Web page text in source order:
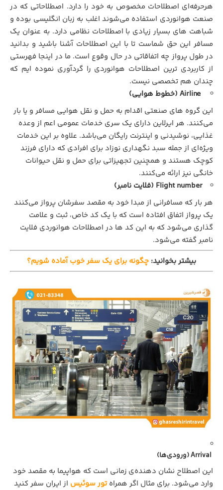
هرحرفه‌ای اصطلاحات مخصوص به خود را دارد. اصطلاحاتی که در
صنعت هوانوردی استفاده می‌شوند اغلب به زبان انگلیسی بوده و
شباهت های بسیار زیادی با اصطلاحات نظامی دارد. به عنوان یک
مسافر این حق شماست تا با این اصطلاحات آشنا باشید و بدانید
در طول پرواز چه اتفاقاتی در حال وقوع است. ما در اینجا فهرستی
از کاربردی ترین اصطلاحات هوانوردی را گردآوری نموده ایم که
چندان هم تخصصی نیست.
این گروه های صنعتی اقدام به حمل و نقل هوایی مسافر و یا بار
می‌کنند. هر ایرلاین دارای یک سری خدمات عمومی اعم از وعده
غذایی، نوشیدنی و اینترنت رایگان می‌باشد. علاوه بر این خدمات
ویژه‌ای از جمله سبد نگهداری نوزاد برای افرادی که دارای فرزند
کوچک هستند و همچنین تجهیزاتی برای حمل و نقل حیوانات
خانگی نیز ارائه می‌کنند.
Flight number (فلایت نامبر)
هر بار که مسافرانی از مبدا خود به مقصد سفرشان پرواز می‌کنند
یک پرواز اتفاق افتاده است که با یک کد خاص، ثبت و علامت
گذاری می‌شود که به این کد ها در اصطلاحات هوانوردی فلایت
نامبر گفته می‌شود.
بیشتر بخوانید: چگونه برای یک سفر خوب آماده شویم؟
این اصطلاح نشان دهنده‌ی زمانی است که هواپیما به مقصد خود
وارد می‌شود. برای مثال اگر همراهتور سوئیس از ایران سفر کنید